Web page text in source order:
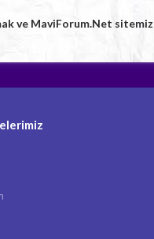
ve MaviForum.Net